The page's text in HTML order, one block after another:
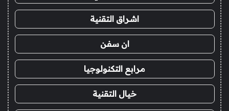
اشراق التقنية
ان سفن
مرابع التكنولوجيا
خيال التقنية